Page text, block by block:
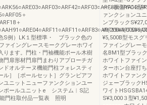
＋
＋
S例）LK１型標準・ ブラック色の
ァイングレースモークグレーホワイ
ります。門柱・門袖機能ポール木樹
扉形材門扉門まわりアプローチガ
ドオルテーヌ機能門柱フォレスティ
ル］［ポールセット］グランビアフ
ユニットニューファンクションユー
ポールユニットe システム︱S記
能門柱取付品一覧表 照明
ーン横型YA12型
ァンクションユ
ンブラック
¥5,500B型モス
ファイングレー
名BM1型ブラッ
ホワイトファイ
ターホン台座打
ホワイトファン
ジェーブラック
ワイト
S¥3,000３型